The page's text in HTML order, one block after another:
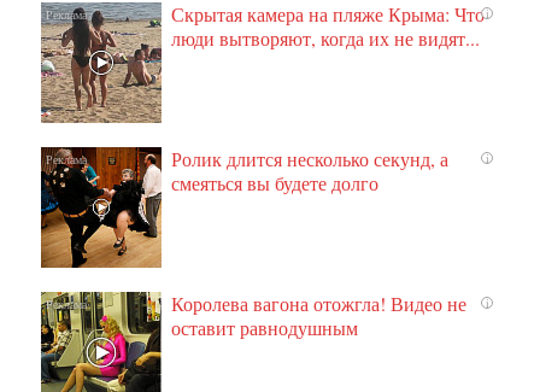
i
Скрытая камера на пляже Крыма: Что
люди вытворяют, когда их не видят...
i
Ролик длится несколько секунд, а
смеяться вы будете долго
i
Королева вагона отожгла! Видео не
оставит равнодушным